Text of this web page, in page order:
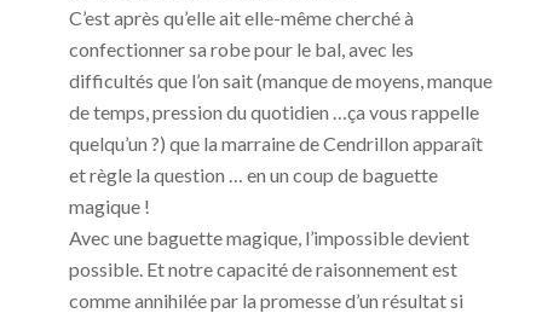
C’est après qu’elle ait elle-même cherché à
confectionner sa robe pour le bal, avec les
difficultés que l’on sait (manque de moyens, manque
de temps, pression du quotidien …ça vous rappelle
quelqu’un ?) que la marraine de Cendrillon apparaît
et règle la question … en un coup de baguette
magique !
Avec une baguette magique, l’impossible devient
possible. Et notre capacité de raisonnement est
comme annihilée par la promesse d’un résultat si